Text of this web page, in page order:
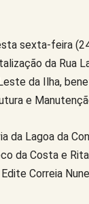
sexta-feira
da Rua
da Ilha,
e
da Lagoa da
da Costa e
Correia